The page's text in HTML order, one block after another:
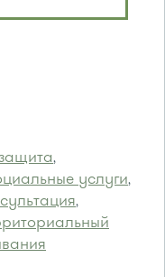
,
услуги,
,